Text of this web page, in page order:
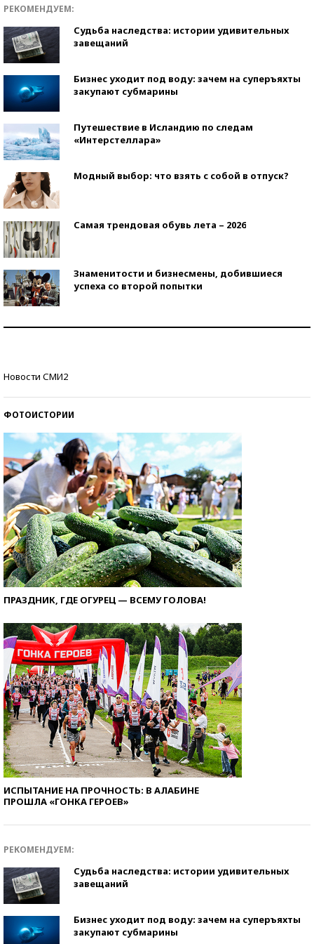
РЕКОМЕНДУЕМ:
Судьба наследства: истории удивительных
завещаний
Бизнес уходит под воду: зачем на суперъяхты
закупают субмарины
Путешествие в Исландию по следам
«Интерстеллара»
Модный выбор: что взять с собой в отпуск?
Самая трендовая обувь лета – 2026
Знаменитости и бизнесмены, добившиеся
успеха со второй попытки
Новости СМИ2
ФОТОИСТОРИИ
ПРАЗДНИК, ГДЕ ОГУРЕЦ — ВСЕМУ ГОЛОВА!
ИСПЫТАНИЕ НА ПРОЧНОСТЬ: В АЛАБИНЕ
ПРОШЛА «ГОНКА ГЕРОЕВ»
РЕКОМЕНДУЕМ:
Судьба наследства: истории удивительных
завещаний
Бизнес уходит под воду: зачем на суперъяхты
закупают субмарины